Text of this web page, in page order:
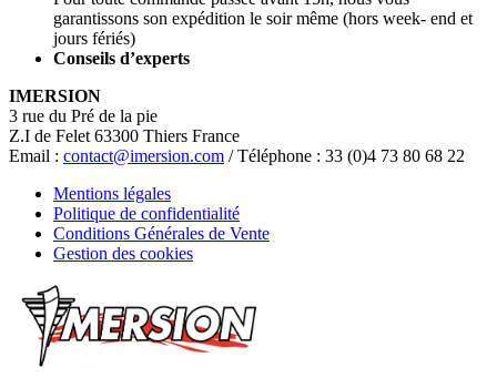
garantissons son expédition le soir même (hors week- end et
jours fériés)
Conseils d’experts
IMERSION
3 rue du Pré de la pie
Z.I de Felet 63300 Thiers France
Email : contact@imersion.com / Téléphone : 33 (0)4 73 80 68 22
Mentions légales
Politique de confidentialité
Conditions Générales de Vente
Gestion des cookies